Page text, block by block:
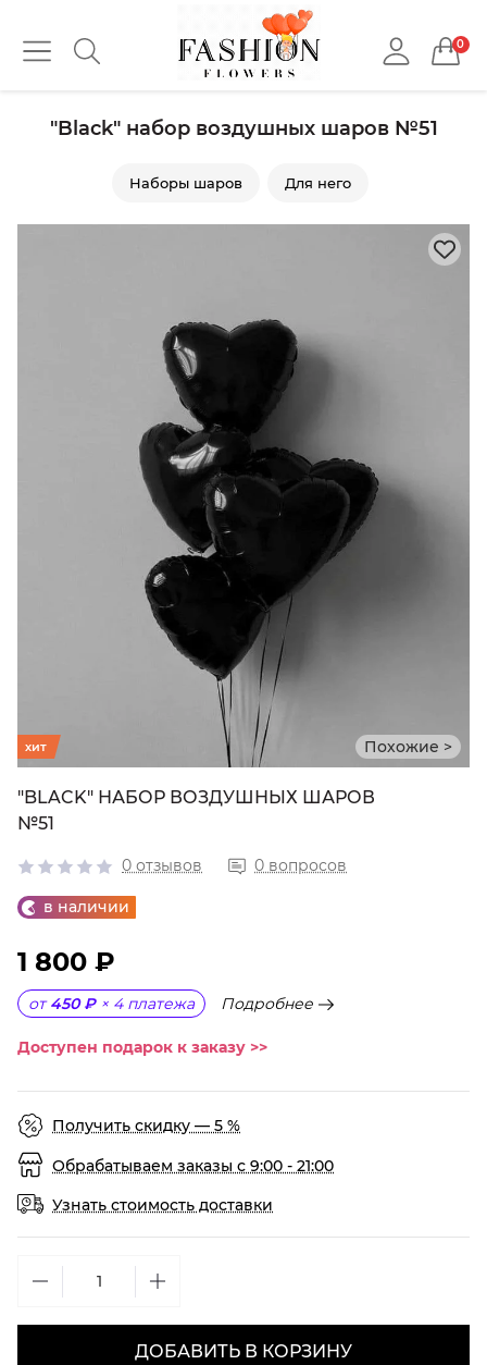
0
"Black" набор воздушных шаров №51
Наборы шаров Для него
Похожие >
хит
"BLACK" НАБОР ВОЗДУШНЫХ ШАРОВ
№51
0 отзывов 0 вопросов
в наличии
1 800 ₽
от 450 ₽ × 4 платежа Подробнее
Доступен подарок к заказу >>
Получить скидку — 5 %
Обрабатываем заказы с 9:00 - 21:00
Узнать стоимость доставки
ДОБАВИТЬ В КОРЗИНУ